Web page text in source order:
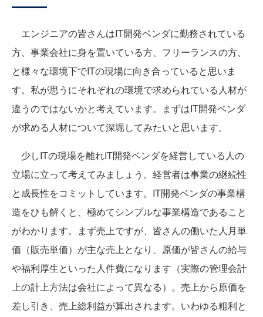
エンジニアの皆さんはIT開発ベンダに勤務されている
方、事業会社に身を置いている方、フリーランスの方、
と様々な環境下でITの現場に向き合っていると思いま
す。私が思うにそれぞれの環境で求められている人材が
違うのではないかと考えています。まずはIT開発ベンダ
が求める人材について深堀してみたいと思います。
少しITの現場を離れIT開発ベンダを経営している人の
立場に立って考えてみましょう。経営者は事業の継続性
と成長性をコミットしています。IT開発ベンダの事業構
造をひも解くと、極めてシンプルな事業構造であること
がわかります。まず売上ですが、皆さんの働いた人月単
価（販売単価）が主な売上となり、原価が皆さんの給与
や福利厚生といった人件費になります（実際の管理会計
上の計上方法は会社によって異なる）。売上から原価を
差し引き、売上総利益が算出されます。いわゆる粗利と